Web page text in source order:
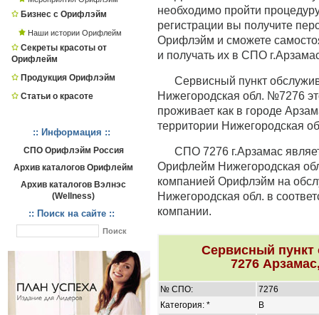
Бизнес с Орифлэйм
Наши истории Орифлейм
Секреты красоты от
Орифлейм
Продукция Орифлэйм
Статьи о красоте
:: Информация ::
СПО Орифлэйм Россия
Архив каталогов Орифлейм
Архив каталогов Вэлнэс
(Wellness)
:: Поиск на сайте ::
необходимо пройти
регистрации вы получите
Орифлэйм и сможете
и получать их в СПО
Сервисный пункт
Нижегородская обл. №7276
проживает как в городе
территории Нижегородская
СПО 7276 г.Арзамас
Орифлейм Нижегородская
компанией Орифлэйм на
Нижегородская обл. в
компании.
Сервисный
7276
№ СПО:
7276
Категория: *
B